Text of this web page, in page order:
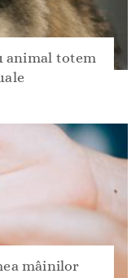
animal totem
mâinilor